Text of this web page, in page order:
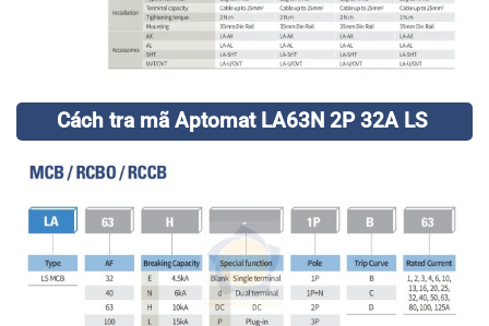
Cách tra mã Aptomat LA63N 2P 32A LS